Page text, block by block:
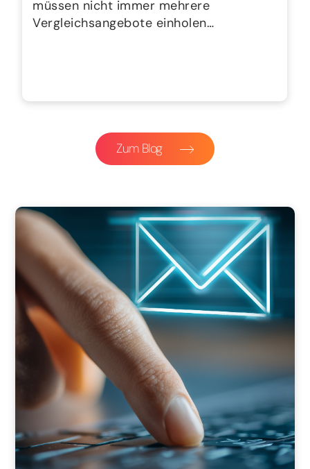
müssen nicht immer mehrere
Vergleichsangebote einholen…
Zum Blog